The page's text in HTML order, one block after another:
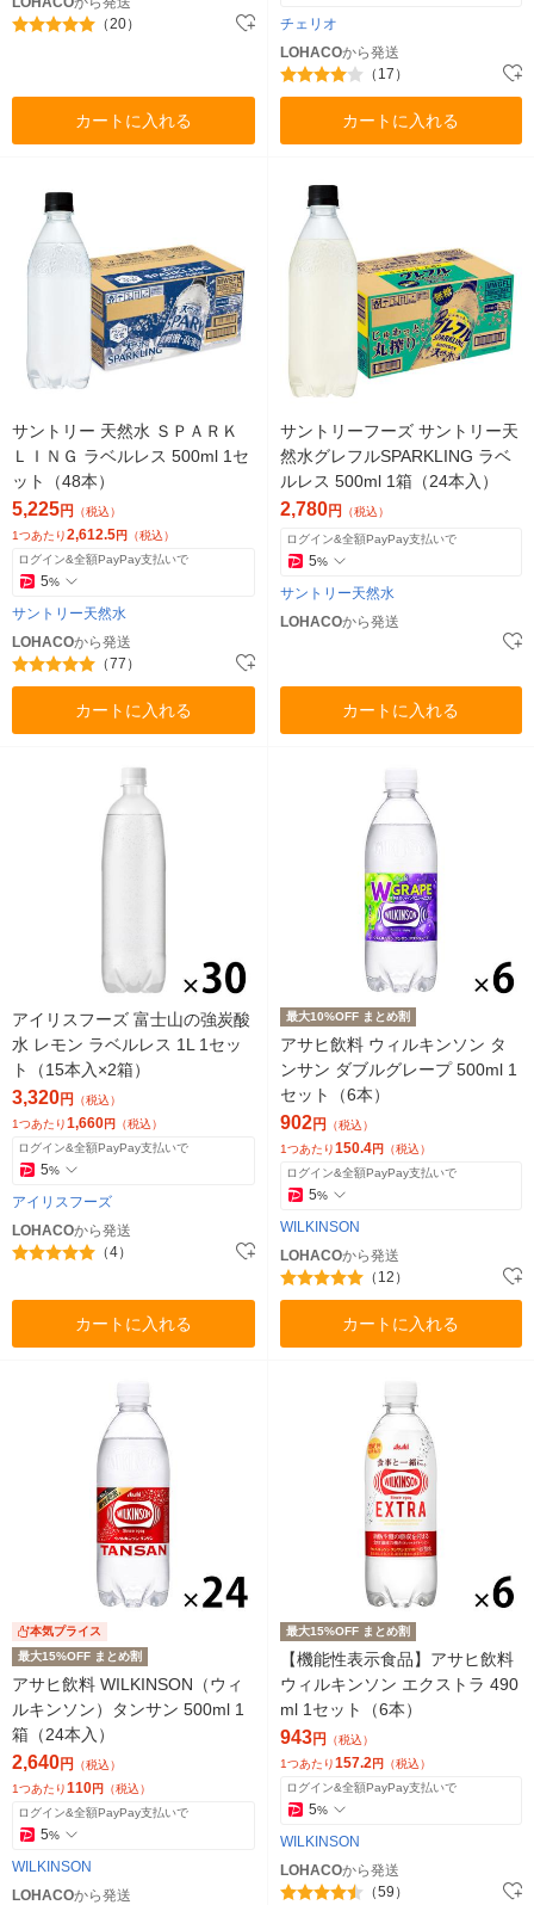
（20）
カートに入れる
チェリオ
LOHACOから発送
（17）
カートに入れる
サントリー 天然水 ＳＰＡＲＫ
ＬＩＮＧ ラベルレス 500ml 1セ
ット（48本）
5,225円 （税込）
1つあたり2,612.5円 （税込）
ログイン&全額PayPay支払いで
5%
サントリー天然水
LOHACOから発送
（77）
カートに入れる
サントリーフーズ サントリー天
然水グレフルSPARKLING ラベ
ルレス 500ml 1箱（24本入）
2,780円 （税込）
ログイン&全額PayPay支払いで
5%
サントリー天然水
LOHACOから発送
カートに入れる
アイリスフーズ 富士山の強炭酸
水 レモン ラベルレス 1L 1セッ
ト（15本入×2箱）
3,320円
（税込）
1つあたり1,660円 （税込）
ログイン&全額PayPay支払いで
5%
アイリスフーズ
LOHACOから発送
（4）
カートに入れる
最大10%OFF まとめ割
アサヒ飲料 ウィルキンソン タ
ンサン ダブルグレープ 500ml 1
セット（6本）
902円
（税込）
1つあたり150.4円 （税込）
ログイン&全額PayPay支払いで
5%
WILKINSON
LOHACOから発送
（12）
カートに入れる
本気プライス
最大15%OFF まとめ割
アサヒ飲料 WILKINSON（ウィ
ルキンソン）タンサン 500ml 1
箱（24本入）
2,640円 （税込）
1つあたり110円 （税込）
ログイン&全額PayPay支払いで
5%
WILKINSON
LOHACOから発送
最大15%OFF まとめ割
【機能性表示食品】アサヒ飲料
ウィルキンソン エクストラ 490
ml 1セット（6本）
943円 （税込）
1つあたり157.2 円 （税込）
ログイン&全額PayPay支払いで
5%
WILKINSON
LOHACOから発送
（59）